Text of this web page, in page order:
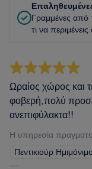
Γραμμένες από
τι να
Ωραίος χώρος και
φοβερή,πολύ
ανεπιφύλακτα!!
Η υπηρεσία
Πεντικιούρ Ημιμόνιμο